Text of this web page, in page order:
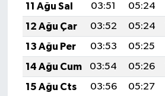
11 Ağu Sal
03:51 05:24
12 Ağu Çar
03:52 05:24
13 Ağu Per
03:53 05:25
14 Ağu Cum
03:54 05:26
15 Ağu Cts
03:56 05:27